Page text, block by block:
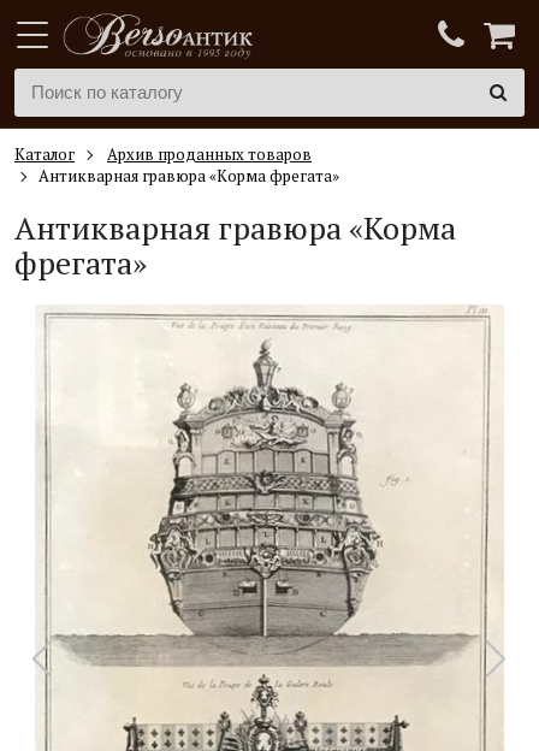
Каталог
Архив проданных товаров
Антикварная гравюра «Корма фрегата»
Антикварная гравюра «Корма
фрегата»